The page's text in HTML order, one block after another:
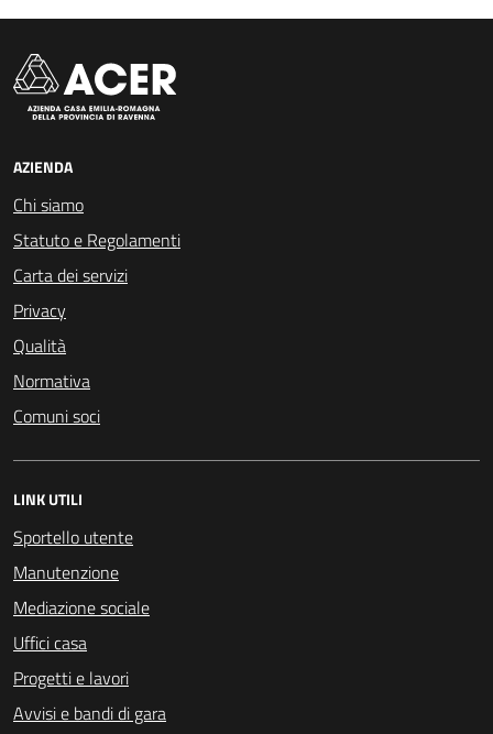
AZIENDA
Chi siamo
Statuto e Regolamenti
Carta dei servizi
Privacy
Qualità
Normativa
Comuni soci
LINK UTILI
Sportello utente
Manutenzione
Mediazione sociale
Uffici casa
Progetti e lavori
Avvisi e bandi di gara